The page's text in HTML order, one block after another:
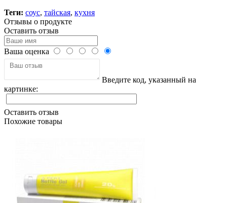
Теги: соус, тайская, кухня
Отзывы о продукте
Оставить отзыв
Ваша оценка
Введите код, указанный на
картинке:
Оставить отзыв
Похожие товары